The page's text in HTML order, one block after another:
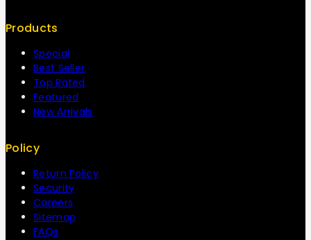
Products
Special
Best Seller
Top Rated
Featured
New Arrivals
Policy
Return Policy
Security
Careers
Sitemap
FAQs